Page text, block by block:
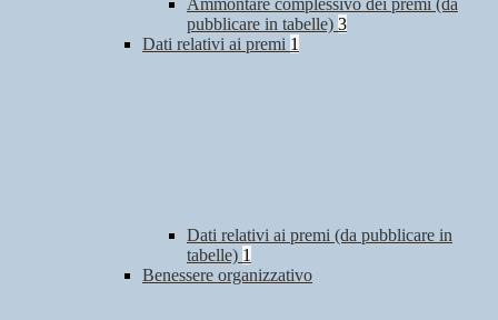
Ammontare complessivo dei premi (da
pubblicare in tabelle) 3
Dati relativi ai premi 1
Dati relativi ai premi (da pubblicare in
tabelle) 1
Benessere organizzativo